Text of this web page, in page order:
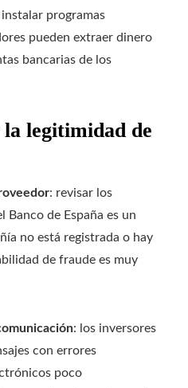
programas
pueden extraer dinero
bancarias de los
legitimidad de
: revisar los
Banco de España es un
no está registrada o hay
de fraude es muy
: los inversores
con errores
poco